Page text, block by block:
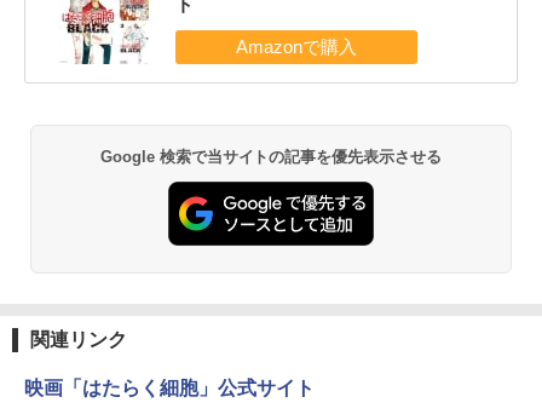
Google 検索で当サイトの記事を優先表示させる
関連リンク
映画「はたらく細胞」公式サイト